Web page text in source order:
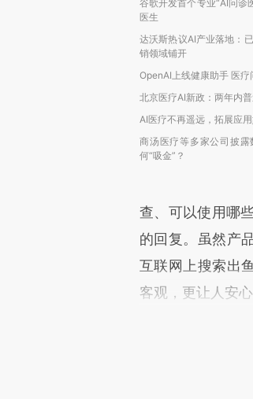
谷歌开发首个专业“AI问诊
医生
达沃斯热议AI产业落地：
销领域铺开
OpenAI上线健康助手 医疗
北京医疗AI新政：两年内
AI医疗不再遥远，拓展应
商汤医疗等多家公司披
何“吸金”？
查、可以使用哪
的回复。虽然产
互联网上搜索出
客观，更让人安心